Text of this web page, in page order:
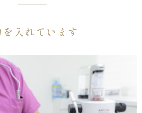
入れています